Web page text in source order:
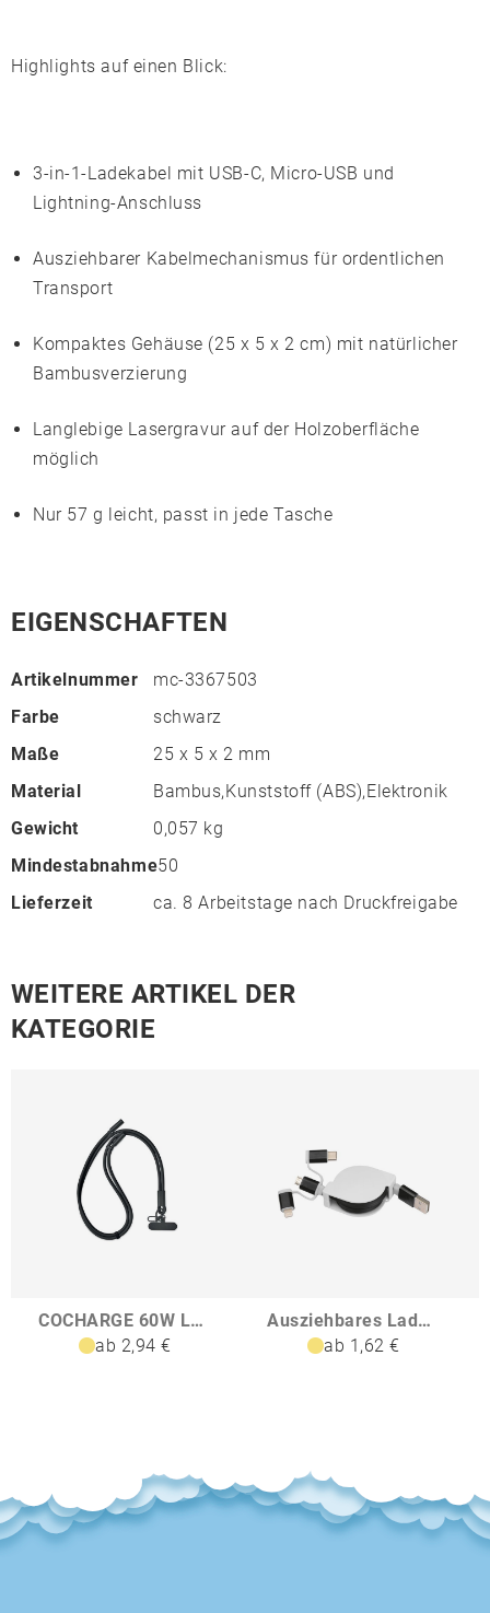
Highlights auf einen Blick:
3-in-1-Ladekabel mit USB-C, Micro-USB und
Lightning-Anschluss
Ausziehbarer Kabelmechanismus für ordentlichen
Transport
Kompaktes Gehäuse (25 x 5 x 2 cm) mit natürlicher
Bambusverzierung
Langlebige Lasergravurauf der Holzoberfläche
möglich
Nur 57 g leicht, passt in jede Tasche
EIGENSCHAFTEN
Artikelnummer
mc-3367503
Farbe
schwarz
Maße
25 x 5 x 2 mm
Material
Bambus,Kunststoff (ABS),Elektronik
Gewicht
0,057 kg
Mindestabnahme50
Lieferzeit
ca. 8 Arbeitstage nach Druckfreigabe
WEITERE ARTIKEL DER
KATEGORIE
COCHARGE 60W Lanyard-Ladekabel
ab 2,94 €
Ausziehbares Ladekabel 3in1 NICO
ab 1,62 €